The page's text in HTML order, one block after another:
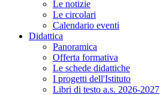
Le notizie
Le circolari
Calendario eventi
Didattica
Panoramica
Offerta formativa
Le schede didattiche
I progetti dell'Istituto
Libri di testo a.s. 2026-2027